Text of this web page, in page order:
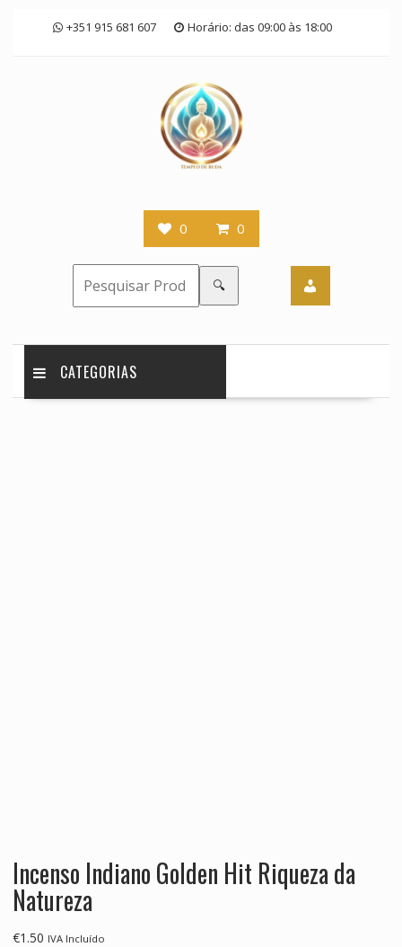
+351 915 681 607 Horário: das 09:00 às 18:00
0 0
🔍
CATEGORIAS
Incenso Indiano Golden Hit Riqueza da
Natureza
€1.50 IVA Incluído